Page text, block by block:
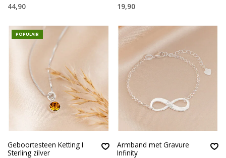
44,90 19,90
POPULAIR
Geboortesteen Ketting I
Sterling zilver
Armband met Gravure
Infinity